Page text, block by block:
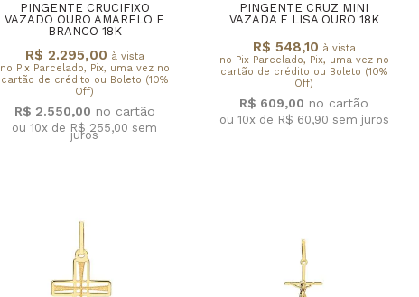
PINGENTE CRUCIFIXO
VAZADO OURO AMARELO E
BRANCO 18K
R$ 2.295,00 à vista
no Pix Parcelado, Pix, uma vez no
cartão de crédito ou Boleto (10%
Off)
R$ 2.550,00
ou 10x de R$ 255,00 sem
juros
PINGENTE CRUZ MINI
VAZADA E LISA OURO 18K
R$ 548,10 à vista
no Pix Parcelado, Pix, uma vez no
cartão de crédito ou Boleto (10%
Off)
R$ 609,00
ou 10x de R$ 60,90 sem juros